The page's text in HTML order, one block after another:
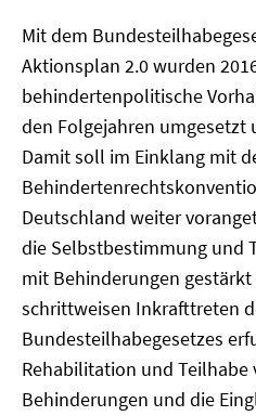
Mit dem
Aktionsplan 2.0 wurden
behindertenpolitische
den Folgejahren
Damit soll im Einklang mit
Deutschland weiter
die Selbstbestimmung und
mit Behinderungen
schrittweisen Inkrafttreten
Bundesteilhabegesetzes
Rehabilitation und Teilhabe
Behinderungen und die